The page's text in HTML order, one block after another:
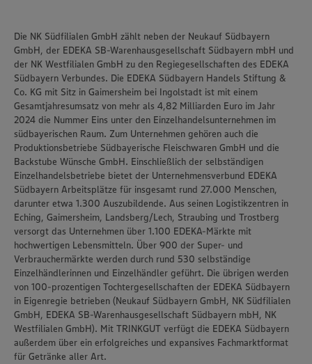
Die NK Südfilialen GmbH zählt neben der Neukauf Südbayern
GmbH, der EDEKA SB-Warenhausgesellschaft Südbayern mbH und
der NK Westfilialen GmbH zu den Regiegesellschaften des EDEKA
Südbayern Verbundes. Die EDEKA Südbayern Handels Stiftung &
Co. KG mit Sitz in Gaimersheim bei Ingolstadt ist mit einem
Gesamtjahresumsatz von mehr als 4,82 Milliarden Euro im Jahr
2024 die Nummer Eins unter den Einzelhandelsunternehmen im
südbayerischen Raum. Zum Unternehmen gehören auch die
Produktionsbetriebe Südbayerische Fleischwaren GmbH und die
Backstube Wünsche GmbH. Einschließlich der selbständigen
Einzelhandelsbetriebe bietet der Unternehmensverbund EDEKA
Südbayern Arbeitsplätze für insgesamt rund 27.000 Menschen,
darunter etwa 1.300 Auszubildende. Aus seinen Logistikzentren in
Eching, Gaimersheim, Landsberg/Lech, Straubing und Trostberg
versorgt das Unternehmen über 1.100 EDEKA-Märkte mit
hochwertigen Lebensmitteln. Über 900 der Super- und
Verbrauchermärkte werden durch rund 530 selbständige
Einzelhändlerinnen und Einzelhändler geführt. Die übrigen werden
von 100-prozentigen Tochtergesellschaften der EDEKA Südbayern
in Eigenregie betrieben (Neukauf Südbayern GmbH, NK Südfilialen
GmbH, EDEKA SB-Warenhausgesellschaft Südbayern mbH, NK
Westfilialen GmbH). Mit TRINKGUT verfügt die EDEKA Südbayern
außerdem über ein erfolgreiches und expansives Fachmarktformat
für Getränke aller Art.